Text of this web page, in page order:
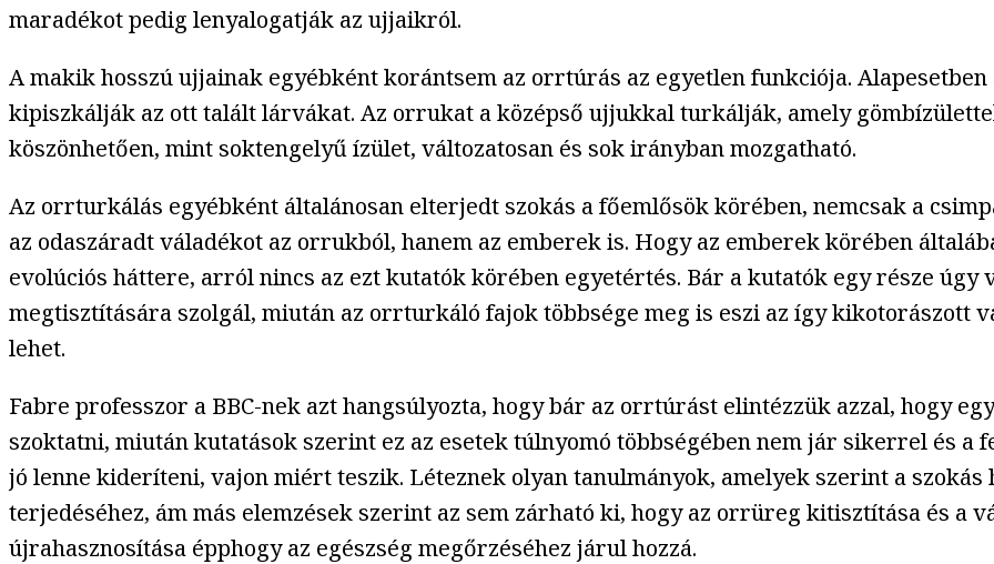
maradékot pedig lenyalogatják az ujjaikról.
A makik hosszú ujjainak egyébként korántsem az orrtúrás az egyetlen funkciója.
kipiszkálják az ott talált lárvákat. Az orrukat a középső ujjukkal turkálják, amely
köszönhetően, mint soktengelyű ízület, változatosan és sok irányban mozgatható.
Az orrturkálás egyébként általánosan elterjedt szokás a főemlősök körében, nemcsak a
az odaszáradt váladékot az orrukból, hanem az emberek is. Hogy az emberek körében
evolúciós háttere, arról nincs az ezt kutatók körében egyetértés. Bár a kutatók egy része úgy
megtisztítására szolgál, miután az orrturkáló fajok többsége meg is eszi az így kikotorászott
lehet.
Fabre professzor a BBC-nek azt hangsúlyozta, hogy bár az orrtúrást elintézzük azzal, hogy
szoktatni, miután kutatások szerint ez az esetek túlnyomó többségében nem jár sikerrel és
jó lenne kideríteni, vajon miért teszik. Léteznek olyan tanulmányok, amelyek szerint a
terjedéséhez, ám más elemzések szerint az sem zárható ki, hogy az orrüreg kitisztítása és a
újrahasznosítása épphogy az egészség megőrzéséhez járul hozzá.